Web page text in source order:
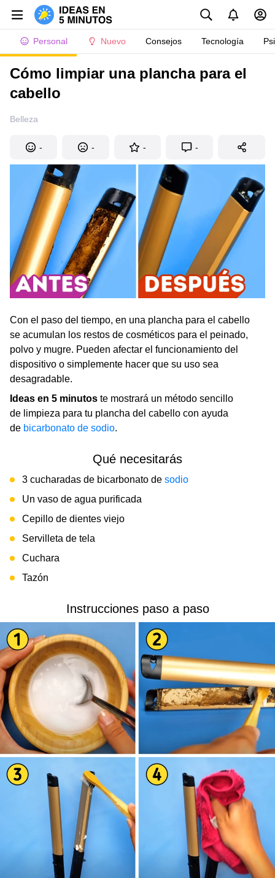
Personal Nuevo Consejos Tecnología
Cómo limpiar una plancha para el
cabello
Belleza
- - - -
Con el paso del tiempo, en una plancha para el cabello
se acumulan los restos de cosméticos para el peinado,
polvo y mugre. Pueden afectar el funcionamiento del
dispositivo o simplemente hacer que su uso sea
desagradable.
Ideas en 5 minutos te mostrará un método sencillo
de limpieza para tu plancha del cabello con ayuda
de bicarbonato de sodio.
Qué necesitarás
3 cucharadas de bicarbonato de sodio
Un vaso de agua purificada
Cepillo de dientes viejo
Servilleta de tela
Cuchara
Tazón
Instrucciones paso a paso